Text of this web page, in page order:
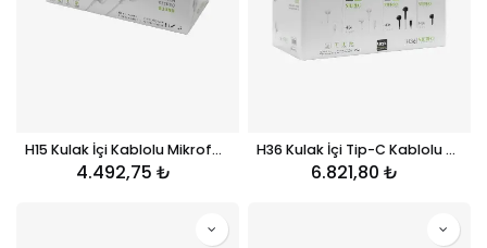
H15 Kulak İçi Kablolu Mikrofonlu Kulaklık 40'lı Paket
4.492,75 ₺
H36 Kulak İçi Tip-C Kablolu Mikrofonlu Kulaklık 40'lı Paket
6.821,80 ₺